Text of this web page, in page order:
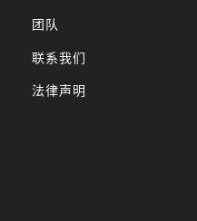
团队
联系我们
法律声明